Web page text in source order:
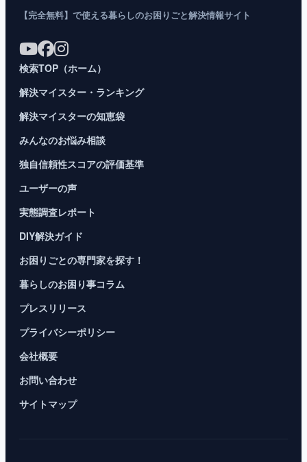
【完全無料】で使える暮らしのお困りごと解決情報サイト
検索TOP（ホーム）
解決マイスター・ランキング
解決マイスターの知恵袋
みんなのお悩み相談
独自信頼性スコアの評価基準
ユーザーの声
実態調査レポート
DIY解決ガイド
お困りごとの専門家を探す！
暮らしのお困り事コラム
プレスリリース
プライバシーポリシー
会社概要
お問い合わせ
サイトマップ